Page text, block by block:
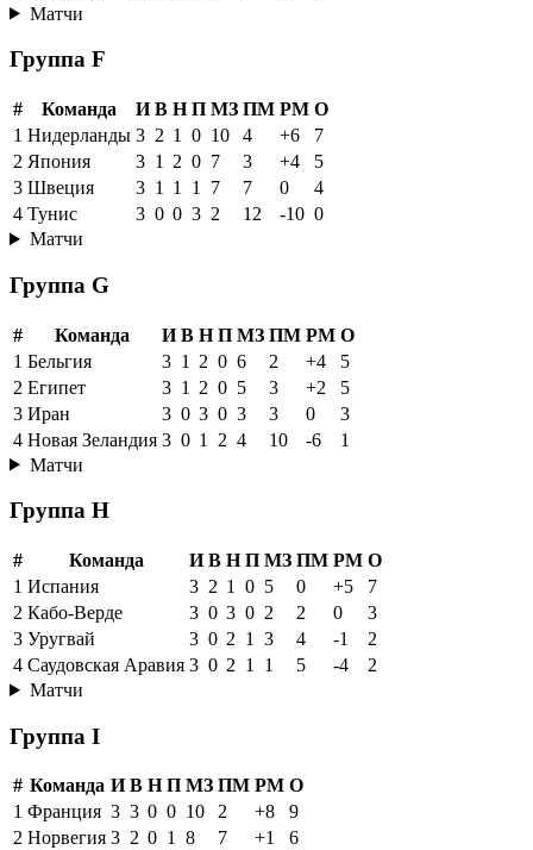
Матчи
Группа F
# Команда И В Н П МЗ ПМ РМ О
1 Нидерланды 3 2 1 0 10 4 +6
7
2 Япония 3 1 2 0 7 3 +4
5
3 Швеция 3 1 1 1 7 7 0
4
4 Тунис 3 0 0 3 2 12 -10 0
Матчи
Группа G
# Команда И В Н П МЗ ПМ РМ О
1 Бельгия 3 1 2 0 6 2 +4
5
2 Египет 3 1 2 0 5 3 +2
5
3 Иран 3 0 3 0 3 3 0
3
4 Новая Зеландия 3 0 1 2 4 10 -6
1
Матчи
Группа H
# Команда И В Н П МЗ ПМ РМ О
1 Испания 3 2 1 0 5 0 +5
7
2 Кабо-Верде 3 0 3 0 2 2 0
3
3 Уругвай 3 0 2 1 3 4 -1
2
4 Саудовская Аравия 3 0 2 1 1 5 -4
2
Матчи
Группа I
# Команда И В Н П МЗ ПМ РМ О
1 Франция 3 3 0 0 10 2 +8
9
2 Норвегия 3 2 0 1 8 7 +1
6